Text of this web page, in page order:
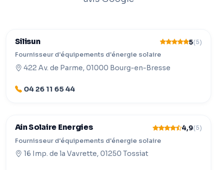
Silisun 5(5)
Fournisseur d'équipements d'énergie solaire
422 Av. de Parme, 01000 Bourg-en-Bresse
04 26 11 65 44
Ain Solaire Energies 4,9(5)
Fournisseur d'équipements d'énergie solaire
16 Imp. de la Vavrette, 01250 Tossiat